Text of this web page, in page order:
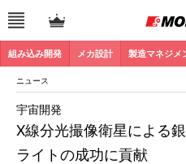
組み込み開発 メカ設計 製造マネジメ
ニュース
X線分光撮像衛星による
ライトの成功に貢献
宇宙開発